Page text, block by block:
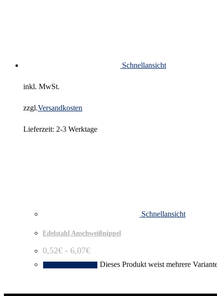
Schnellansicht
inkl. MwSt.
zzgl.Versandkosten
Lieferzeit: 2-3 Werktage
Schnellansicht
Edelstahl Anschweißnippel
0,52€ - 6,07€
Dieses Produkt weist mehrere